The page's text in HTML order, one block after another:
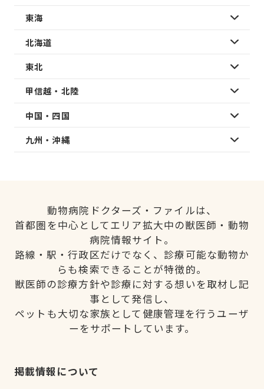
東海
北海道
東北
甲信越・北陸
中国・四国
九州・沖縄
動物病院ドクターズ・ファイルは、
首都圏を中心としてエリア拡大中の獣医師・動物
病院情報サイト。
路線・駅・行政区だけでなく、診療可能な動物か
らも検索できることが特徴的。
獣医師の診療方針や診療に対する想いを取材し記
事として発信し、
ペットも大切な家族として健康管理を行うユーザ
ーをサポートしています。
掲載情報について